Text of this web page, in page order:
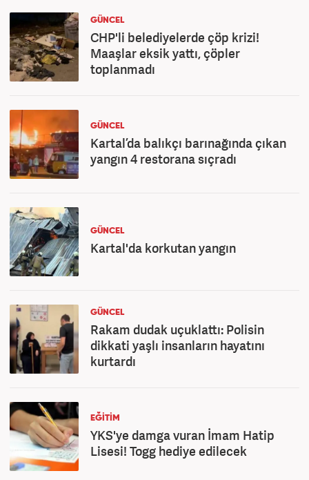
GÜNCEL
CHP'li belediyelerde çöp krizi!
Maaşlar eksik yattı, çöpler
toplanmadı
GÜNCEL
Kartal’da balıkçı barınağında çıkan
yangın 4 restorana sıçradı
GÜNCEL
Kartal'da korkutan yangın
GÜNCEL
Rakam dudak uçuklattı: Polisin
dikkati yaşlı insanların hayatını
kurtardı
EĞİTİM
YKS'ye damga vuran İmam Hatip
Lisesi! Togg hediye edilecek